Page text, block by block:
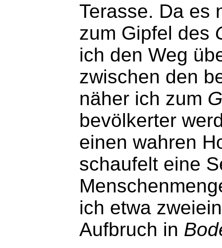
Terasse. Da es
zum Gipfel des
ich den Weg
zwischen den
näher ich zum
bevölkerter
einen wahren
schaufelt eine
ich etwa
Aufbruch in